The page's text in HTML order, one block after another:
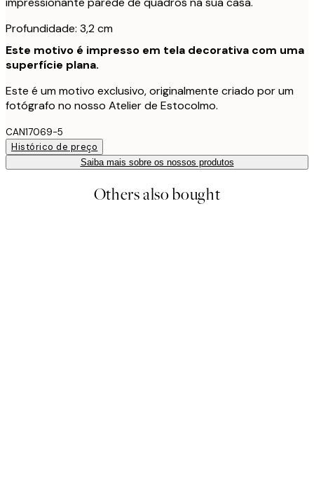
Profundidade: 3,2 cm
Este motivo é impresso em tela decorativa com uma
superfície plana.
Este é um motivo exclusivo, originalmente criado por um
fotógrafo no nosso Atelier de Estocolmo.
CAN17069-5
Histórico de preço
Saiba mais sobre os nossos produtos
Others also bought